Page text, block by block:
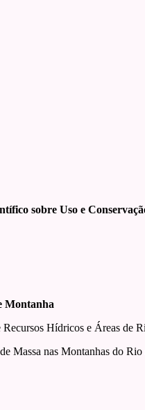
sobre Uso e
Montanha
Hídricos e Áreas de
Massa nas Montanhas do